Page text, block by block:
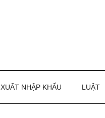
XUẤT NHẬP KHẨU LUẬT